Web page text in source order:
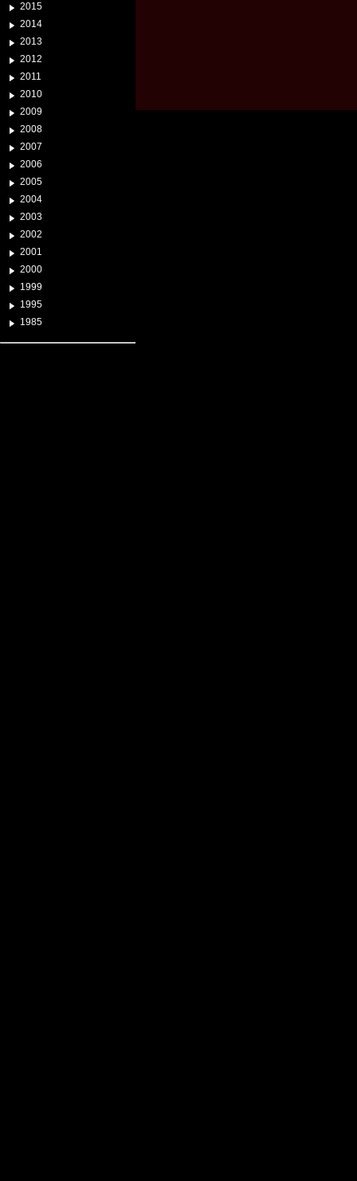
2015
2014
2013
2012
2011
2010
2009
2008
2007
2006
2005
2004
2003
2002
2001
2000
1999
1995
1985